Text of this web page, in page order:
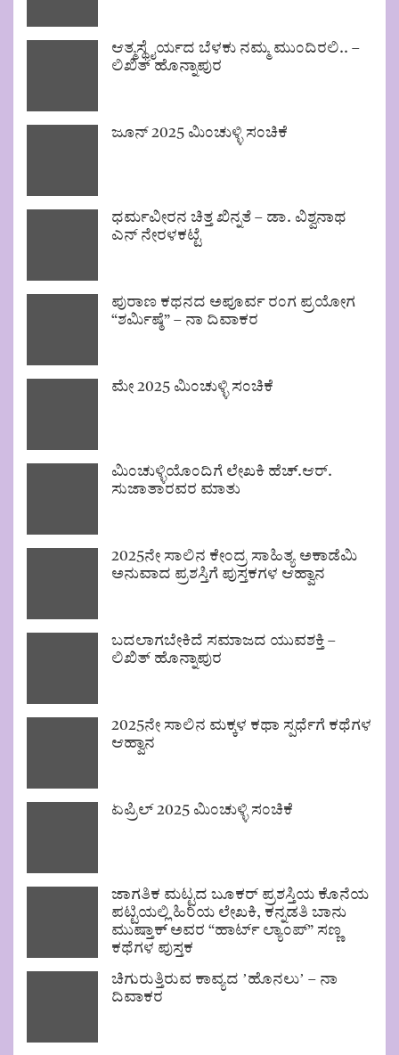
ಆತ್ಮಸ್ಥೈರ್ಯದ ಬೆಳಕು ನಮ್ಮ ಮುಂದಿರಲಿ.. –
ಲಿಖಿತ್ ಹೊನ್ನಾಪುರ
ಜೂನ್ 2025 ಮಿಂಚುಳ್ಳಿ ಸಂಚಿಕೆ
ಧರ್ಮವೀರನ ಚಿತ್ತ ಖಿನ್ನತೆ – ಡಾ. ವಿಶ್ವನಾಥ
ಎನ್ ನೇರಳಕಟ್ಟೆ
ಪುರಾಣ ಕಥನದ ಅಪೂರ್ವ ರಂಗ ಪ್ರಯೋಗ
“ಶರ್ಮಿಷ್ಠೆ” – ನಾ ದಿವಾಕರ
ಮೇ 2025 ಮಿಂಚುಳ್ಳಿ ಸಂಚಿಕೆ
ಮಿಂಚುಳ್ಳಿಯೊಂದಿಗೆ ಲೇಖಕಿ ಹೆಚ್.ಆರ್.
ಸುಜಾತಾರವರ ಮಾತು
2025ನೇ ಸಾಲಿನ ಕೇಂದ್ರ ಸಾಹಿತ್ಯ ಅಕಾಡೆಮಿ
ಅನುವಾದ ಪ್ರಶಸ್ತಿಗೆ ಪುಸ್ತಕಗಳ ಆಹ್ವಾನ
ಬದಲಾಗಬೇಕಿದೆ ಸಮಾಜದ ಯುವಶಕ್ತಿ –
ಲಿಖಿತ್ ಹೊನ್ನಾಪುರ
2025ನೇ ಸಾಲಿನ ಮಕ್ಕಳ ಕಥಾ ಸ್ಪರ್ಧೆಗೆ ಕಥೆಗಳ
ಆಹ್ವಾನ
ಏಪ್ರಿಲ್ 2025 ಮಿಂಚುಳ್ಳಿ ಸಂಚಿಕೆ
ಜಾಗತಿಕ ಮಟ್ಟದ ಬೂಕರ್ ಪ್ರಶಸ್ತಿಯ ಕೊನೆಯ
ಪಟ್ಟಿಯಲ್ಲಿ ಹಿರಿಯ ಲೇಖಕಿ, ಕನ್ನಡತಿ ಬಾನು
ಮುಷ್ತಾಕ್ ಅವರ “ಹಾರ್ಟ್ ಲ್ಯಾಂಪ್” ಸಣ್ಣ
ಕಥೆಗಳ ಪುಸ್ತಕ
ಚಿಗುರುತ್ತಿರುವ ಕಾವ್ಯದ ʼಹೊನಲುʼ – ನಾ
ದಿವಾಕರ